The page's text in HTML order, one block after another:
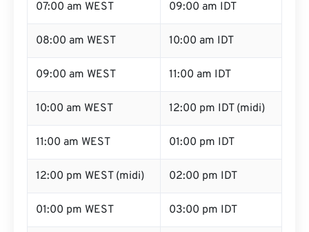
07:00 am WEST 09:00 am IDT
08:00 am WEST 10:00 am IDT
09:00 am WEST 11:00 am IDT
10:00 am WEST 12:00 pm IDT (midi)
11:00 am WEST 01:00 pm IDT
12:00 pm WEST (midi) 02:00 pm IDT
01:00 pm WEST 03:00 pm IDT